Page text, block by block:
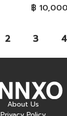
฿
2 3 4
About Us